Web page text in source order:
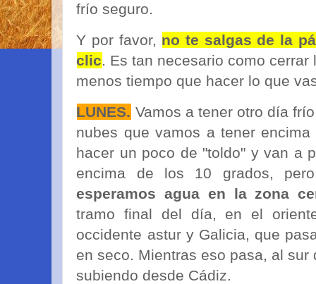
frío seguro.
Y por favor, no te salgas de la
clic. Es tan necesario como
menos tiempo que hacer lo que
LUNES. Vamos a tener otro día
nubes que vamos a tener
hacer un poco de "toldo" y van a
encima de los 10 grados,
esperamos agua en la zona
tramo final del día, en el
occidente astur y Galicia, que
en seco. Mientras eso pasa, al
subiendo desde Cádiz.